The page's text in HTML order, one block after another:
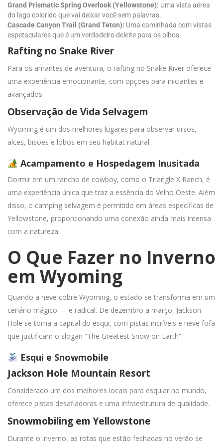
Grand Prismatic Spring Overlook (Yellowstone): Uma vista aérea
do lago colorido que vai deixar você sem palavras.
Cascade Canyon Trail (Grand Teton): Uma caminhada com vistas
espetaculares que é um verdadeiro deleite para os olhos.
Rafting no Snake River
Para os amantes de aventura, o rafting no Snake River oferece
uma experiência emocionante, com opções para iniciantes e
avançados.
Observação de Vida Selvagem
Wyoming é um dos melhores lugares para observar ursos,
alces, bisões e lobos em seu habitat natural.
Acampamento e Hospedagem Inusitada
Dormir em um rancho de cowboy, como o Triangle X Ranch, é
uma experiência única que traz a essência do Velho Oeste. Além
disso, o camping selvagem é permitido em áreas específicas de
Yellowstone, proporcionando uma conexão ainda mais intensa
com a natureza.
O Que Fazer no Inverno
em Wyoming
Quando a neve cobre Wyoming, o estado se transforma em um
cenário mágico — e radical. De dezembro a março, Jackson
Hole se torna a capital do esqui, com pistas incríveis e neve fofa
que justificam o slogan “The Greatest Snow on Earth”.
Esqui e Snowmobile
Jackson Hole Mountain Resort
Considerado um dos melhores locais para esquiar no mundo,
oferece pistas desafiadoras e uma infraestrutura de qualidade.
Snowmobiling em Yellowstone
Durante o inverno, as rotas que estão fechadas no verão se